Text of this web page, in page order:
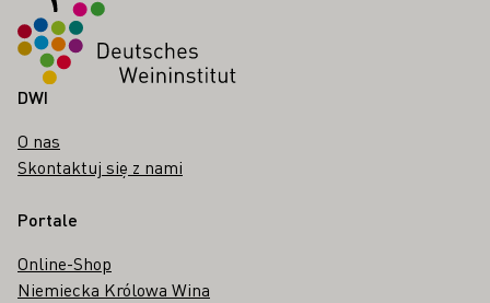
DWI
O nas
Skontaktuj się z nami
Portale
Online-Shop
Niemiecka Królowa Wina